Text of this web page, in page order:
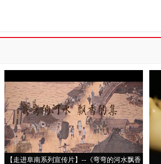
【走进阜南系列宣传片】--《弯弯的河水飘香